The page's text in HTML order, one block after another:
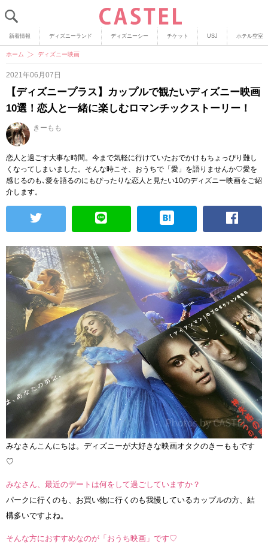
新着情報 ディズニーランド ディズニーシー チケット USJ ホテル空室
ホーム ディズニー映画
2021年06月07日
【ディズニープラス】カップルで観たいディズニー映画
10選！恋人と一緒に楽しむロマンチックストーリー！
きーもも
恋人と過ごす大事な時間。今まで気軽に行けていたおでかけもちょっぴり難し
くなってしまいました。そんな時こそ、おうちで「愛」を語りませんか♡愛を
感じるのも､愛を語るのにもぴったりな恋人と見たい10のディズニー映画をご紹
介します。
みなさんこんにちは。ディズニーが大好きな映画オタクのきーももです
♡
みなさん、最近のデートは何をして過ごしていますか？
パークに行くのも、お買い物に行くのも我慢しているカップルの方、結
構多いですよね。
そんな方におすすめなのが「おうち映画」です♡